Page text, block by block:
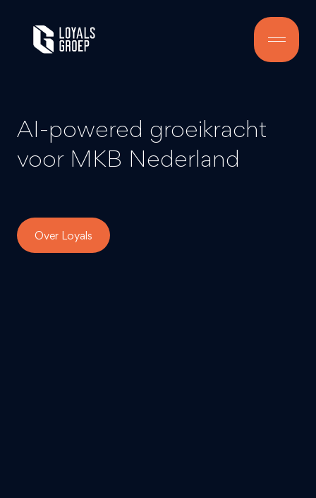
AI-powered groeikracht
voor MKB Nederland
Over Loyals